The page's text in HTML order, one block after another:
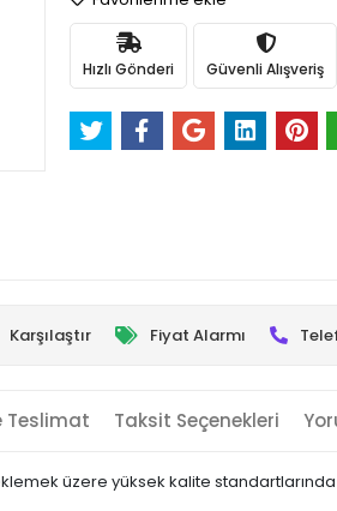
Hızlı Gönderi Güvenli Alışveriş
Karşılaştır Fiyat Alarmı
Teslimat Taksit Seçenekleri
üzere yüksek kalite